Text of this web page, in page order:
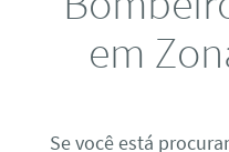
em
Se você está